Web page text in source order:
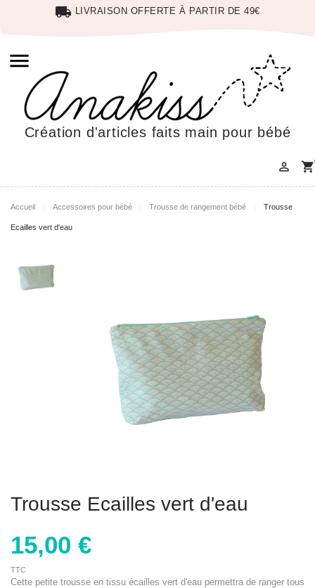
local_shipping LIVRAISON OFFERTE À PARTIR DE 49€

Création d'articles faits main pour bébé
 shopping_cart
Accueil Accessoires pour bébé Trousse de rangement bébé Trousse
Ecailles vert d'eau
Trousse Ecailles vert d'eau
15,00 €
TTC
Cette petite trousse en tissu écailles vert d'eau permettra de ranger tous